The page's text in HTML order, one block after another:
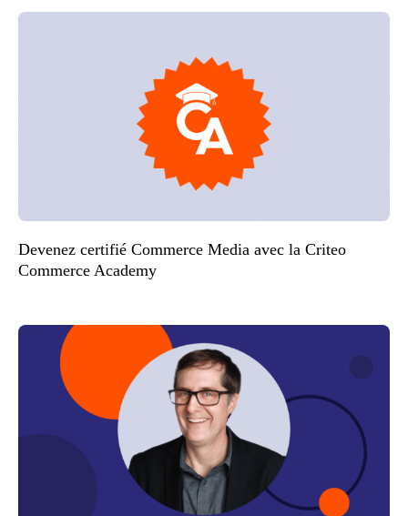
Devenez certifié Commerce Media avec la Criteo
Commerce Academy